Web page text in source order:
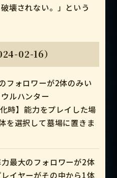
壊されない。」という
02-16）
フォロワーが2体のみい
ルハンター
時】能力をプレイした場
を選択して墓場に置きま
最大のフォロワーが2体
イヤーがその中から1体